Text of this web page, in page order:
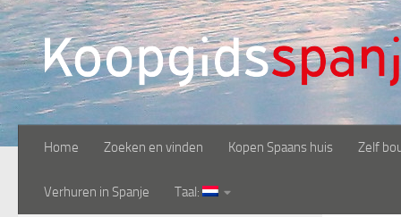
Doorgaan naar inhoud
Home Zoeken en vinden Kopen Spaans huis Zelf
Verhuren in Spanje Taal: